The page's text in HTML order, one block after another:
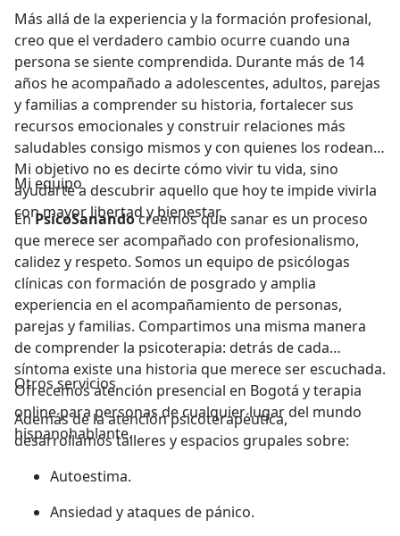
Más allá de la experiencia y la formación profesional,
creo que el verdadero cambio ocurre cuando una
persona se siente comprendida. Durante más de 14
años he acompañado a adolescentes, adultos, parejas
y familias a comprender su historia, fortalecer sus
recursos emocionales y construir relaciones más
saludables consigo mismos y con quienes los rodean.
Mi objetivo no es decirte cómo vivir tu vida, sino
ayudarte a descubrir aquello que hoy te impide vivirla
con mayor libertad y bienestar.
Mi equipo
EnPsicoSanandocreemos que sanar es un proceso
que merece ser acompañado con profesionalismo,
calidez y respeto. Somos un equipo de psicólogas
clínicas con formación de posgrado y amplia
experiencia en el acompañamiento de personas,
parejas y familias. Compartimos una misma manera
de comprender la psicoterapia: detrás de cada
síntoma existe una historia que merece ser escuchada.
Ofrecemos atención presencial en Bogotá y terapia
online para personas de cualquier lugar del mundo
hispanohablante.
Otros servicios
Además de la atención psicoterapéutica,
desarrollamos talleres y espacios grupales sobre:
Autoestima.
Ansiedad y ataques de pánico.